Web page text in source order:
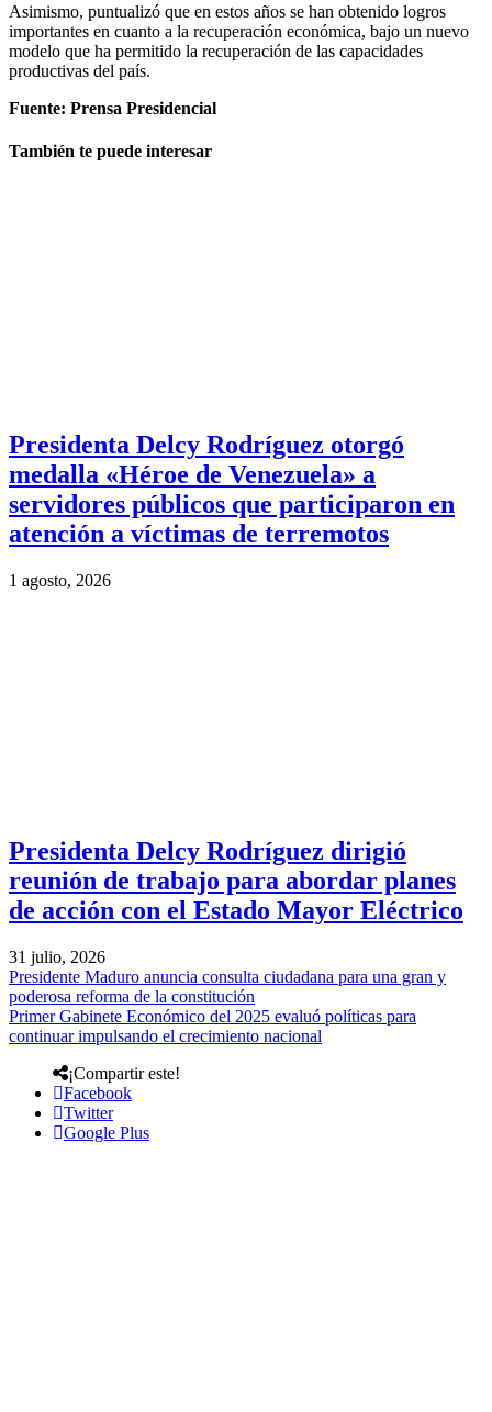
Asimismo, puntualizó que en estos años se han obtenido logros
importantes en cuanto a la recuperación económica, bajo un nuevo
modelo que ha permitido la recuperación de las capacidades
productivas del país.
Fuente: Prensa Presidencial
También te puede interesar
Presidenta Delcy Rodríguez otorgó
medalla «Héroe de Venezuela» a
servidores públicos que participaron en
atención a víctimas de terremotos
1 agosto, 2026
Presidenta Delcy Rodríguez dirigió
reunión de trabajo para abordar planes
de acción con el Estado Mayor Eléctrico
31 julio, 2026
Presidente Maduro anuncia consulta ciudadana para una gran y
poderosa reforma de la constitución
Primer Gabinete Económico del 2025 evaluó políticas para
continuar impulsando el crecimiento nacional
¡Compartir este!
Facebook
Twitter
Google Plus